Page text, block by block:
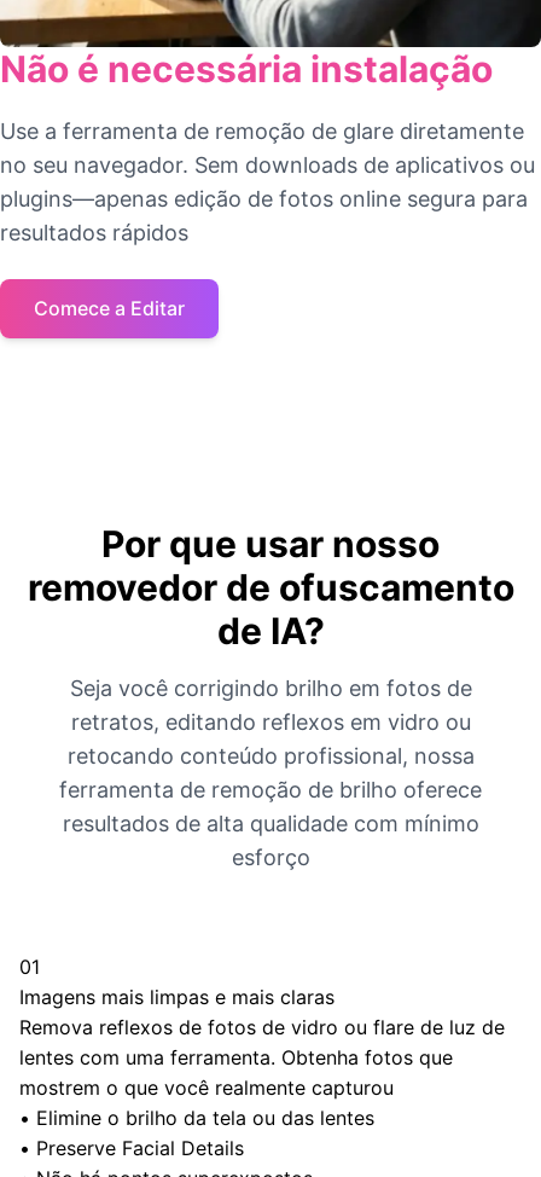
Não é necessária instalação
Use a ferramenta de remoção de glare diretamente
no seu navegador. Sem downloads de aplicativos ou
plugins—apenas edição de fotos online segura para
resultados rápidos
Comece a Editar
Por que usar nosso
removedor de ofuscamento
de IA?
Seja você corrigindo brilho em fotos de
retratos, editando reflexos em vidro ou
retocando conteúdo profissional, nossa
ferramenta de remoção de brilho oferece
resultados de alta qualidade com mínimo
esforço
01
Imagens mais limpas e mais claras
Remova reflexos de fotos de vidro ou flare de luz de
lentes com uma ferramenta. Obtenha fotos que
mostrem o que você realmente capturou
• Elimine o brilho da tela ou das lentes
• Preserve Facial Details